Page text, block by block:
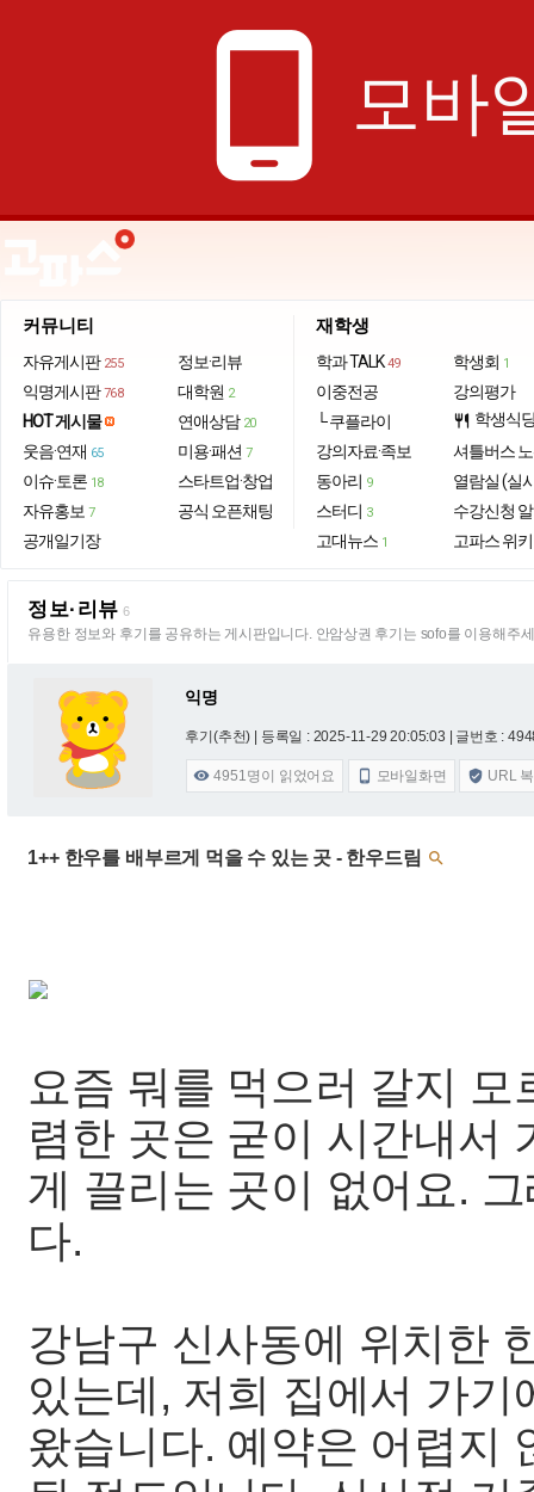
phone_android 모바
커뮤니티
자유게시판 255
익명게시판 768
HOT 게시물
웃음·연재 65
이슈·토론 18
자유홍보 7
공개일기장
정보·리뷰
대학원 2
연애상담 20
미용·패션 7
스타트업·창업
공식 오픈채팅
재학생
학과 TALK 49
이중전공
└ 쿠플라이
강의자료·족보
동아리 9
스터디 3
고대뉴스 1
학생회 1
강의평가
restaurant 학생식
셔틀버스
열람실 (실
수강신청
고파스 위키
정보·리뷰 6
유용한 정보와 후기를 공유하는 게시판입니다. 안암상권 후기는 sofo를 이용해주
익명
후기(추천) | 등록일 : 2025-11-29 20:05:03 | 글번호 :
 4951명이 읽었어요  모바일화면  URL
1++ 한우를 배부르게 먹을 수 있는 곳 - 한우드림 
요즘 뭐를 먹으러 갈지
렴한 곳은 굳이 시간내서
게 끌리는 곳이 없어요.
다.
강남구 신사동에 위치한
있는데, 저희 집에서 가
왔습니다. 예약은 어렵지